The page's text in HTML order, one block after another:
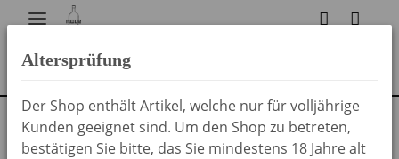
Zurück zur Liste Deutsche Weine
Altersprüfung
Der Shop enthält Artikel, welche nur für volljährige
Kunden geeignet sind. Um den Shop zu betreten,
bestätigen Sie bitte, das Sie mindestens 18 Jahre alt